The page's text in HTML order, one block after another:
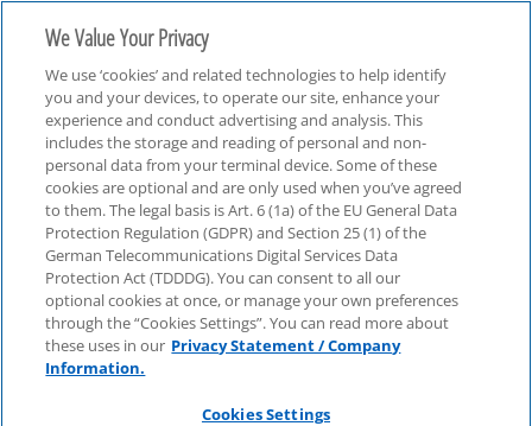
Webcasts
We Value Your Privacy
We use ‘cookies’ and related technologies to help identify
you and your devices, to operate our site, enhance your
experience and conduct advertising and analysis. This
includes the storage and reading of personal and non-
personal data from your terminal device. Some of these
cookies are optional and are only used when you’ve agreed
to them. The legal basis is Art. 6 (1a) of the EU General Data
Protection Regulation (GDPR) and Section 25 (1) of the
German Telecommunications Digital Services Data
Protection Act (TDDDG). You can consent to all our
optional cookies at once, or manage your own preferences
through the “Cookies Settings”. You can read more about
these uses in our Privacy Statement / Company
Information.
Cookies Settings